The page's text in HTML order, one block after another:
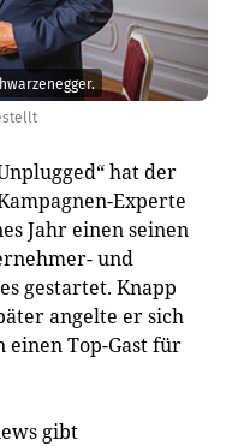
hat der
Experte
Jahr einen seinen
und
gestartet. Knapp
angelte er sich
Top-Gast für
gibt